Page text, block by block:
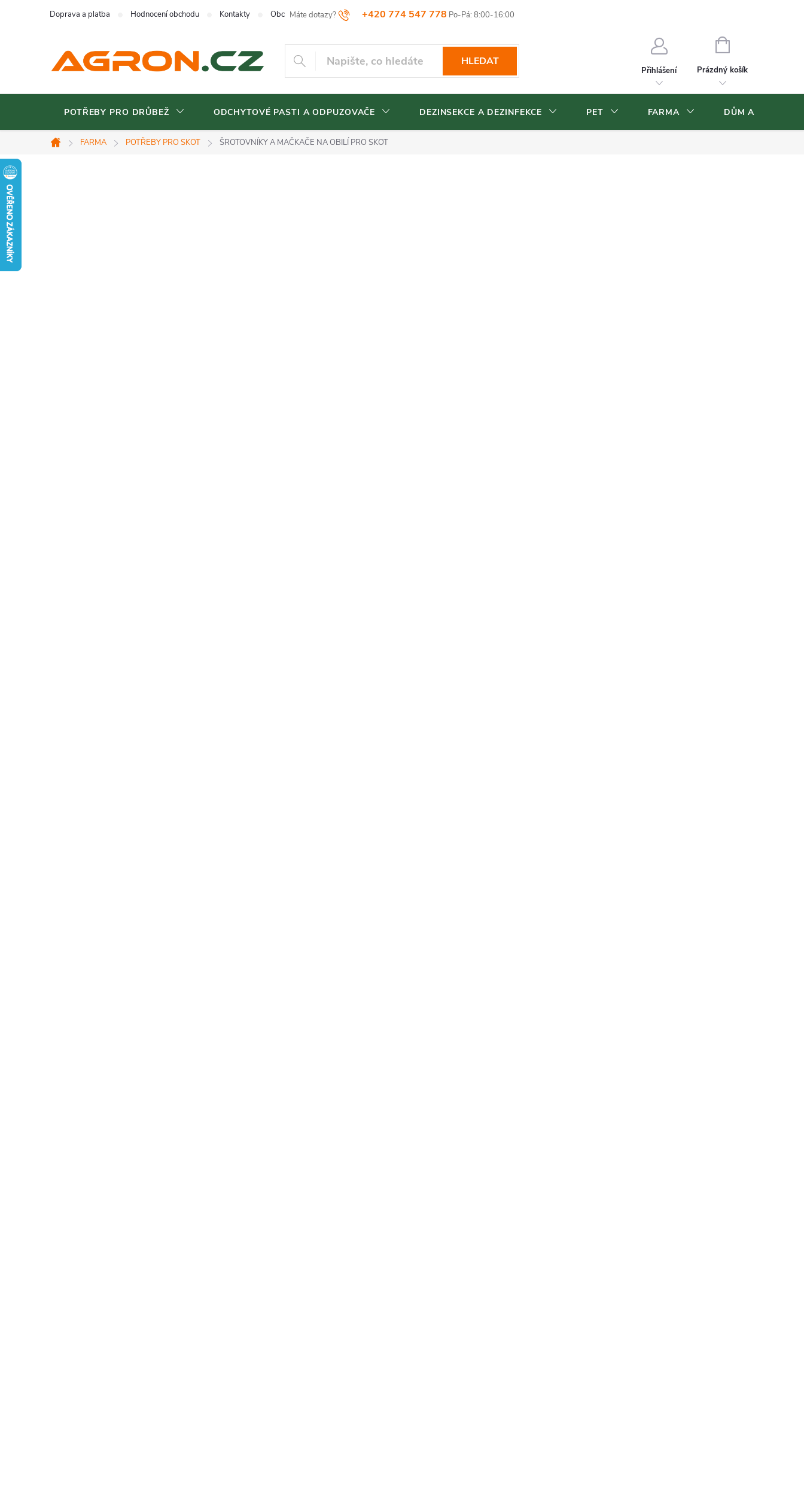
+420 774 547 778
Doprava a platba Hodnocení obchodu Kontakty Obchodní podmínky Reklamační řád Vrácení zboží Blog
HLEDAT
Přihlášení
NÁKUPNÍ
Prázdný košík
POTŘEBY PRO DRŮBEŽ ODCHYTOVÉ PASTI A ODPUZOVAČE DEZINSEKCE A DEZINFEKCE PET FARMA DŮM A ZAHRADA
Domů
FARMA POTŘEBY PRO SKOT ŠROTOVNÍKY A MAČKAČE NA OBILÍ PRO SKOT